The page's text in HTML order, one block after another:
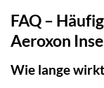
FAQ –
Aeroxon
Wie lange